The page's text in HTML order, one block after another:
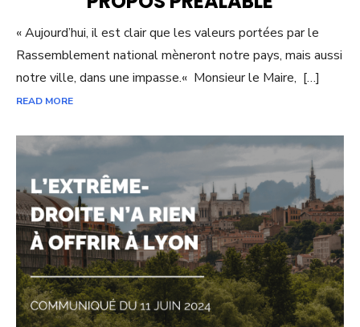
« Aujourd’hui, il est clair que les valeurs portées par le
Rassemblement national mèneront notre pays, mais aussi
notre ville, dans une impasse.« Monsieur le Maire, […]
READ MORE